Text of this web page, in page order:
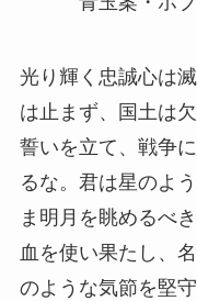
光り輝く忠誠心は
は止まず、国土は欠
誓いを立て、戦争
るな。君は星のよ
ま明月を眺めるべ
血を使い果たし、
のような気節を堅